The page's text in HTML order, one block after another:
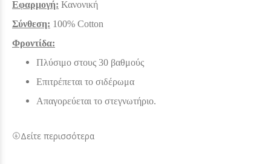
Εφαρμογή: Κανονική
Σύνθεση: 100% Cotton
Φροντίδα:
Πλύσιμο στους 30 βαθμούς
Επιτρέπεται το σιδέρωμα
Απαγορεύεται το στεγνωτήριο.
Δείτε περισσότερα